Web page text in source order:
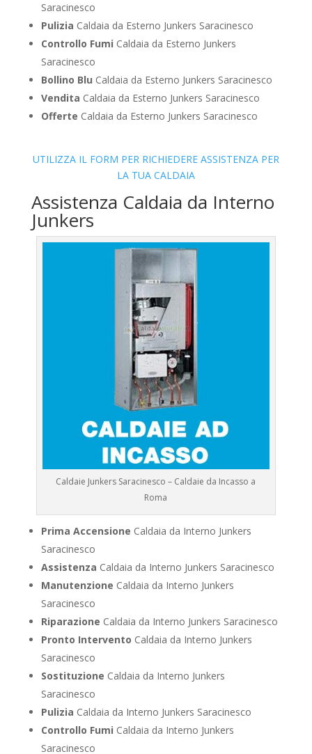
Saracinesco
Pulizia Caldaia da Esterno Junkers Saracinesco
Controllo Fumi Caldaia da Esterno Junkers
Saracinesco
Bollino Blu Caldaia da Esterno Junkers Saracinesco
Vendita Caldaia da Esterno Junkers Saracinesco
Offerte Caldaia da Esterno Junkers Saracinesco
UTILIZZA IL FORM PER RICHIEDERE ASSISTENZA PER
LA TUA CALDAIA
Assistenza Caldaia da Interno
Junkers
Caldaie Junkers Saracinesco – Caldaie da Incasso a
Roma
Prima Accensione Caldaia da Interno Junkers
Saracinesco
Assistenza Caldaia da Interno Junkers Saracinesco
Manutenzione Caldaia da Interno Junkers
Saracinesco
Riparazione Caldaia da Interno Junkers Saracinesco
Pronto Intervento Caldaia da Interno Junkers
Saracinesco
Sostituzione Caldaia da Interno Junkers
Saracinesco
Pulizia Caldaia da Interno Junkers Saracinesco
Controllo Fumi Caldaia da Interno Junkers
Saracinesco